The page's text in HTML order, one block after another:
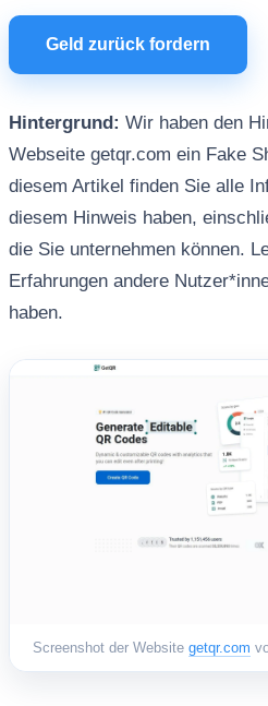
Geld zurück fordern
Hintergrund: Wir haben den
Webseite getqr.com ein Fake
diesem Artikel finden Sie alle
diesem Hinweis haben,
die Sie unternehmen können.
Erfahrungen andere
haben.
Screenshot der Website getqr.com